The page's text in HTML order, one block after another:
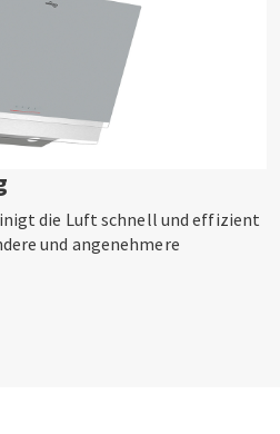
die Luft schnell und effizient
und angenehmere